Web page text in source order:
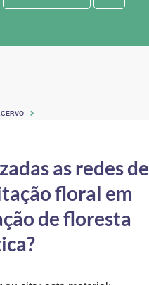
Humanos
as redes de
floral em
de floresta